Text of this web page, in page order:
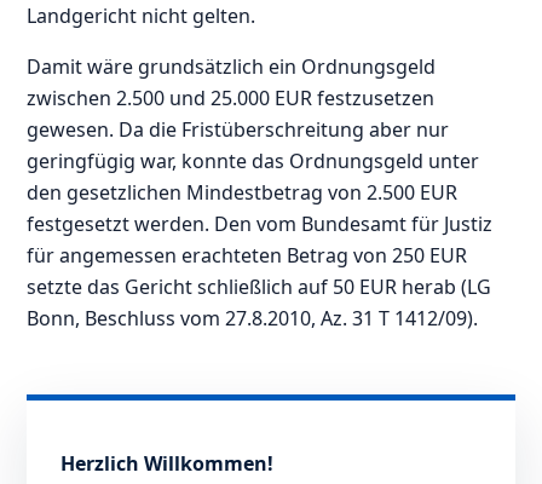
Landgericht nicht gelten.
Damit wäre grundsätzlich ein Ordnungsgeld
zwischen 2.500 und 25.000 EUR festzusetzen
gewesen. Da die Fristüberschreitung aber nur
geringfügig war, konnte das Ordnungsgeld unter
den gesetzlichen Mindestbetrag von 2.500 EUR
festgesetzt werden. Den vom Bundesamt für Justiz
für angemessen erachteten Betrag von 250 EUR
setzte das Gericht schließlich auf 50 EUR herab (LG
Bonn, Beschluss vom 27.8.2010, Az. 31 T 1412/09).
Herzlich Willkommen!